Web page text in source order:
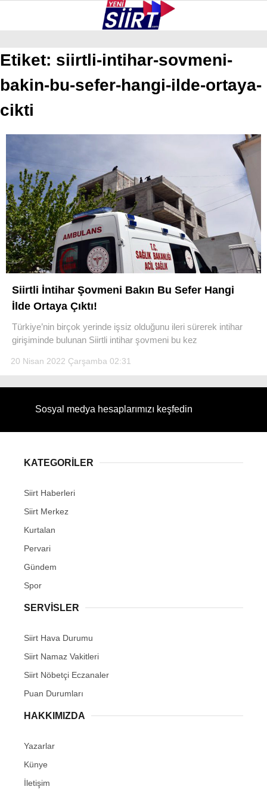
WhatsApp İhbar Hattı
GALERİ VİDEO YAZARLAR
PERVARI
ŞIRVAN
TILLO
GÜNDEM
NÖBETÇI ECZANELER
Etiket: siirtli-intihar-sovmeni-
bakin-bu-sefer-hangi-ilde-ortaya-
cikti
Siirtli İntihar Şovmeni Bakın Bu Sefer Hangi
İlde Ortaya Çıktı!
Türkiye’nin birçok yerinde işsiz olduğunu ileri sürerek intihar
girişiminde bulunan Siirtli intihar şovmeni bu kez
20 Nisan 2022 Çarşamba 02:31
Sosyal medya hesaplarımızı keşfedin
KATEGORİLER
Siirt Haberleri
Siirt Merkez
Kurtalan
Pervari
Gündem
Spor
SERVİSLER
Siirt Hava Durumu
Siirt Namaz Vakitleri
Siirt Nöbetçi Eczanaler
Puan Durumları
HAKKIMIZDA
Yazarlar
Künye
İletişim